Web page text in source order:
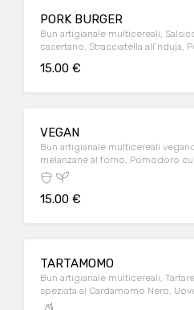
PORK BURGER
Bun artigianale multicereali,
casertano, Stracciatella all’nduja,
15.00 €
VEGAN
Bun artigianale multicereali
melanzane al forno, Pomodoro
basilico Servito con patate al forno
15.00 €
TARTAMOMO
Bun artigianale multicereali,
speziata al Cardamomo Nero,
capperi, Briciole di Bacon,